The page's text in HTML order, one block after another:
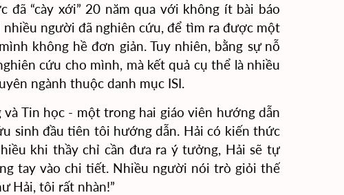
“cày xới” 20 năm qua với không ít bài báo
người đã nghiên cứu, để tìm ra được một
không hề đơn giản. Tuy nhiên, bằng sự nỗ
cứu cho mình, mà kết quả cụ thể là nhiều
ngành thuộc danh mục ISI.
và Tin học - một trong hai giáo viên hướng dẫn
sinh đầu tiên tôi hướng dẫn. Hải có kiến thức
khi thầy chỉ cần đưa ra ý tưởng, Hải sẽ tự
tay vào chi tiết. Nhiều người nói trò giỏi thế
Hải, tôi rất nhàn!”